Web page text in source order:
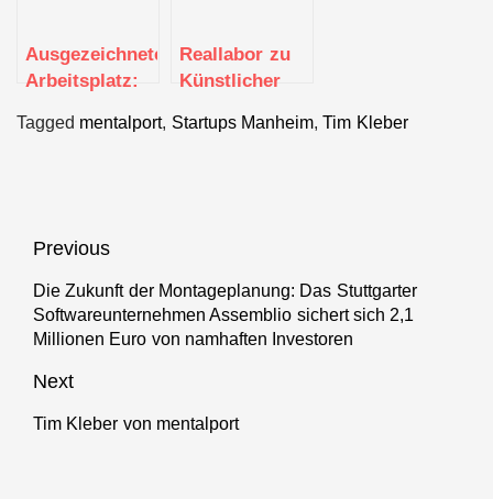
Ausgezeichneter
Arbeitsplatz:
Workspaces
Reallabor zu
Künstlicher
Gesundheit
Tagged mentalport, Startups Manheim,Tim Kleber
Beitragsnavigation
Previous
Previous
post:
Die Zukunft der Montageplanung: Das Stuttgarter
Softwareunternehmen Assemblio sichert sich 2,1
Millionen Euro von namhaften Investoren
Next
Next
Tim Kleber von mentalport